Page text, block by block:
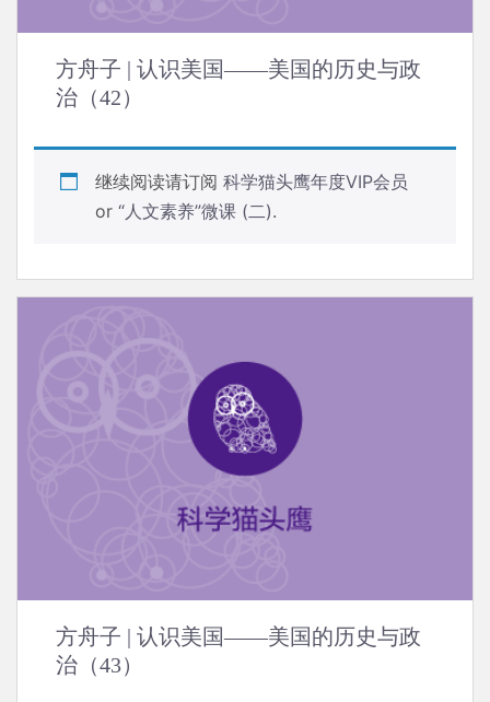
方舟子 | 认识美国——美国的历史与政
治（42）
继续阅读请订阅 科学猫头鹰年度VIP会员
or “人文素养”微课 (二).
方舟子 | 认识美国——美国的历史与政
治（43）